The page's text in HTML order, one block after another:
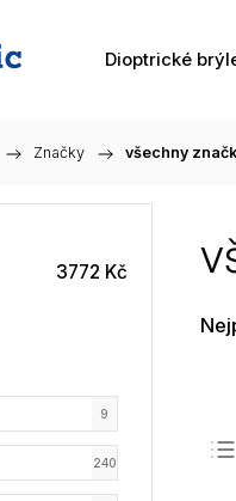
Dioptrické
/ Značky / všechny
3772 Kč
9
240